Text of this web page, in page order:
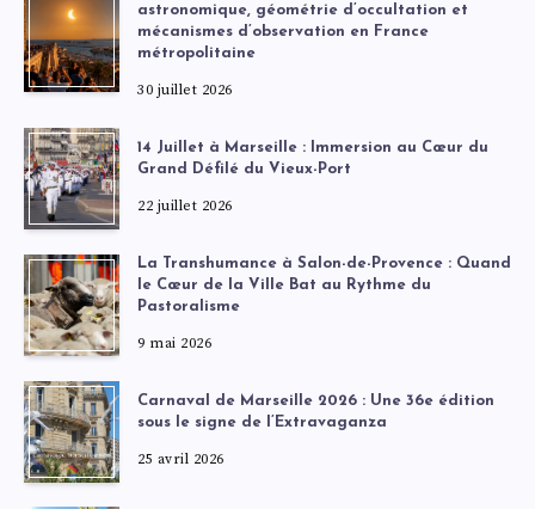
astronomique, géométrie d’occultation et
mécanismes d’observation en France
métropolitaine
30 juillet 2026
14 Juillet à Marseille : Immersion au Cœur du
Grand Défilé du Vieux-Port
22 juillet 2026
La Transhumance à Salon-de-Provence : Quand
le Cœur de la Ville Bat au Rythme du
Pastoralisme
9 mai 2026
Carnaval de Marseille 2026 : Une 36e édition
sous le signe de l’Extravaganza
25 avril 2026